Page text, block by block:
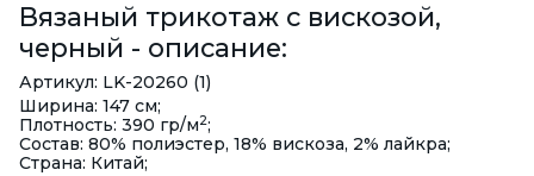
Вязаный трикотаж с вискозой,
черный - описание:
Артикул: LK-20260 (1)
Ширина: 147 см;
Плотность: 390 гр/м2;
Состав: 80% полиэстер, 18% вискоза, 2% лайкра;
Страна: Китай;